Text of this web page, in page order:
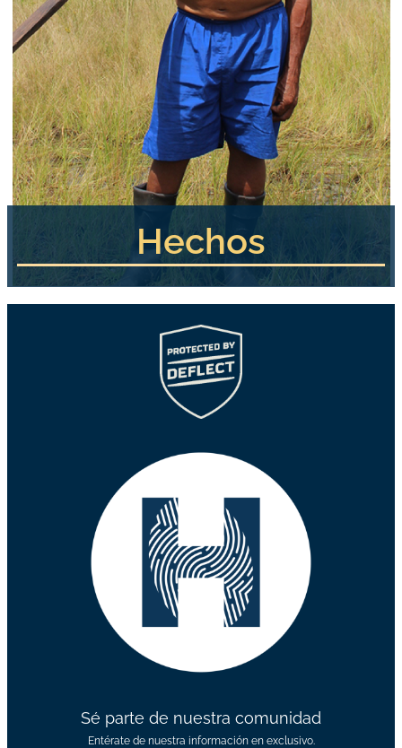
Hechos
Sé parte de nuestra comunidad
Entérate de nuestra información en exclusivo.